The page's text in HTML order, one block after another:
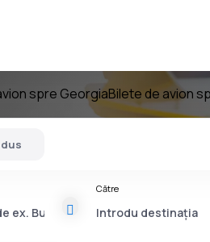
spre GeorgiaBilete de avion
Către